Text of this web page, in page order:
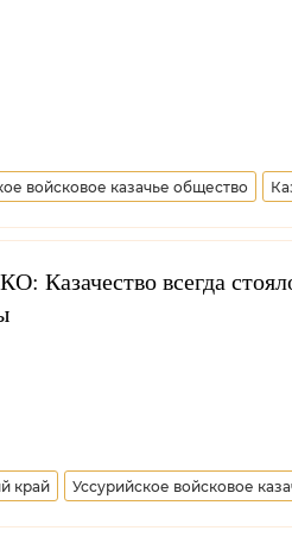
войсковое казачье общество
Казачество всегда
край Уссурийское войсковое